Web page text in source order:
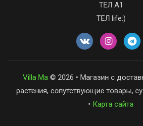
ТЕЛ А1
ТЕЛ life:)
Villa Ma© 2026 • Магазин с
растения, сопутствующие товары,
• Карта сайта